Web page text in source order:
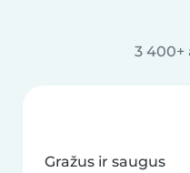
3 400+
Gražus ir saugus